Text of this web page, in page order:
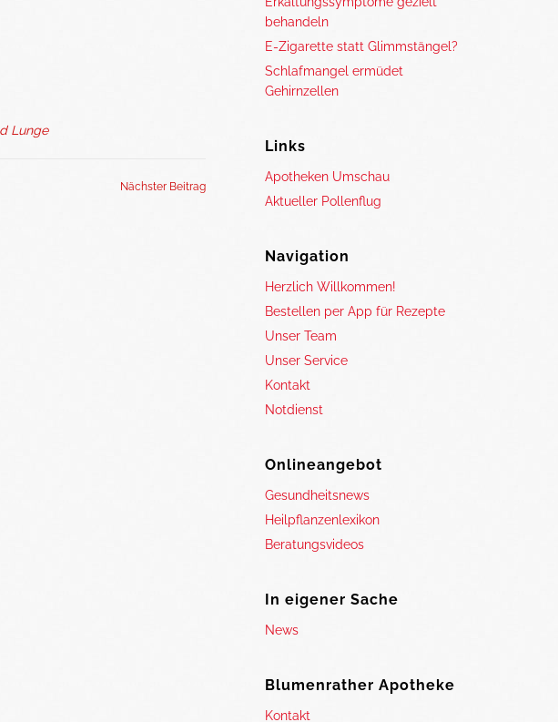
Lunge
Nächster Beitrag
behandeln
E-Zigarette statt Glimmstängel?
Schlafmangel ermüdet
Gehirnzellen
Links
Apotheken Umschau
Aktueller Pollenflug
Navigation
Herzlich Willkommen!
Bestellen per App für Rezepte
Unser Team
Unser Service
Kontakt
Notdienst
Onlineangebot
Gesundheitsnews
Heilpflanzenlexikon
Beratungsvideos
In eigener Sache
News
Blumenrather Apotheke
Kontakt